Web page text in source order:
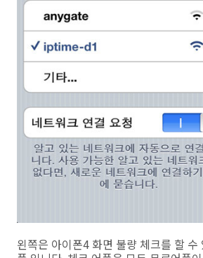
왼쪽은 아이폰4 화면 불량 체크를 할